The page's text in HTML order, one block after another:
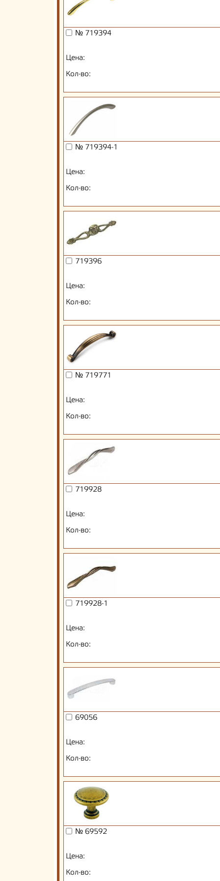
№ 719394
Цена:
Кол-во:
№ 719394-1
Цена:
Кол-во:
719396
Цена:
Кол-во:
№ 719771
Цена:
Кол-во:
719928
Цена:
Кол-во:
719928-1
Цена:
Кол-во:
69056
Цена:
Кол-во:
№ 69592
Цена:
Кол-во: